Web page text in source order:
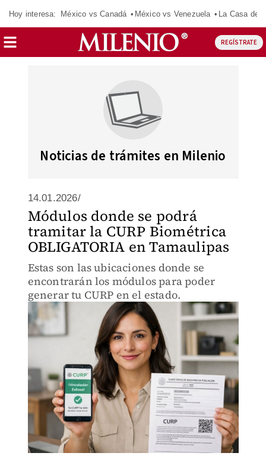
Hoy interesa: México vs Canadá México vs Venezuela La Casa de
REGÍSTRATE
Noticias de trámites en Milenio
14.01.2026/
Módulos donde se podrá
tramitar la CURP Biométrica
OBLIGATORIA en Tamaulipas
Estas son las ubicaciones donde se
encontrarán los módulos para poder
generar tu CURP en el estado.